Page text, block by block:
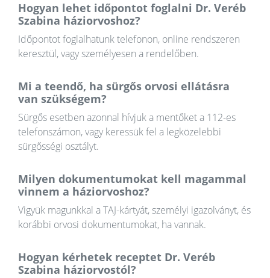
Hogyan lehet időpontot foglalni Dr. Veréb
Szabina háziorvoshoz?
Időpontot foglalhatunk telefonon, online rendszeren
keresztül, vagy személyesen a rendelőben.
Mi a teendő, ha sürgős orvosi ellátásra
van szükségem?
Sürgős esetben azonnal hívjuk a mentőket a 112-es
telefonszámon, vagy keressük fel a legközelebbi
sürgősségi osztályt.
Milyen dokumentumokat kell magammal
vinnem a háziorvoshoz?
Vigyük magunkkal a TAJ-kártyát, személyi igazolványt, és
korábbi orvosi dokumentumokat, ha vannak.
Hogyan kérhetek receptet Dr. Veréb
Szabina háziorvostól?